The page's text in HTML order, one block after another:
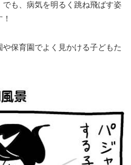
も、病気を明るく跳ね飛ばす姿
保育園でよく見かける子どもた